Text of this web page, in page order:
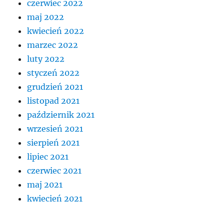
czerwiec 2022
maj 2022
kwiecień 2022
marzec 2022
luty 2022
styczeń 2022
grudzień 2021
listopad 2021
październik 2021
wrzesień 2021
sierpień 2021
lipiec 2021
czerwiec 2021
maj 2021
kwiecień 2021